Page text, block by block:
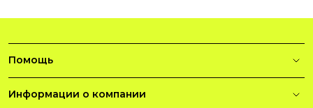
Помощь
Информации о компании